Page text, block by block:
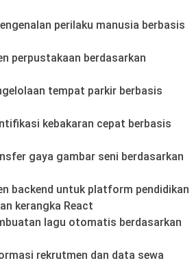
perilaku manusia berbasis
perpustakaan berdasarkan
tempat parkir berbasis
kebakaran cepat berbasis
gaya gambar seni berdasarkan
backend untuk platform pendidikan
kerangka React
lagu otomatis berdasarkan
rekrutmen dan data sewa